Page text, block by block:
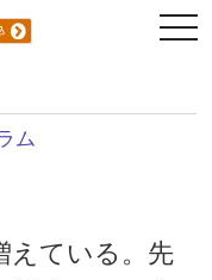
ム
えている。先